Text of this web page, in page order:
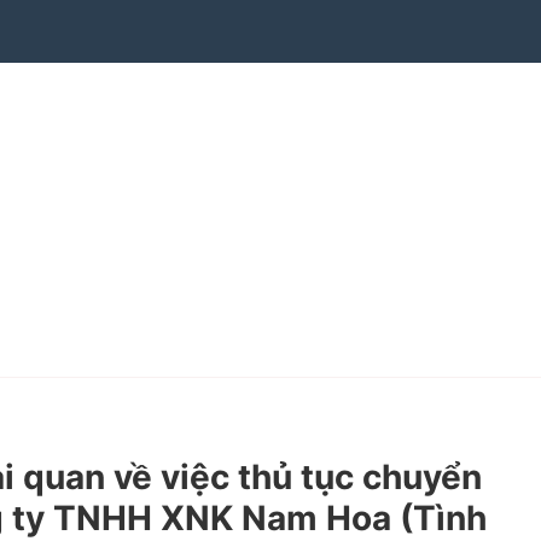
quan về việc thủ tục chuyển
TNHH XNK Nam Hoa (Tình